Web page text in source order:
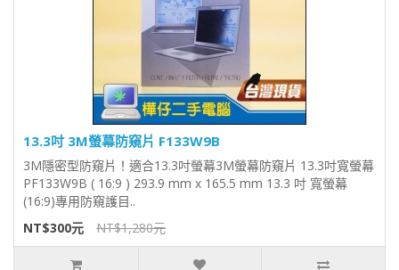
13.3吋 3M螢幕防窺片 F133W9B
3M隱密型防窺片！適合13.3吋螢幕3M螢幕防窺片 13.3吋寬螢幕
PF133W9B ( 16:9 ) 293.9 mm x 165.5 mm 13.3 吋 寬螢幕
(16:9)專用防窺護目..
NT$300元
NT$1,280元